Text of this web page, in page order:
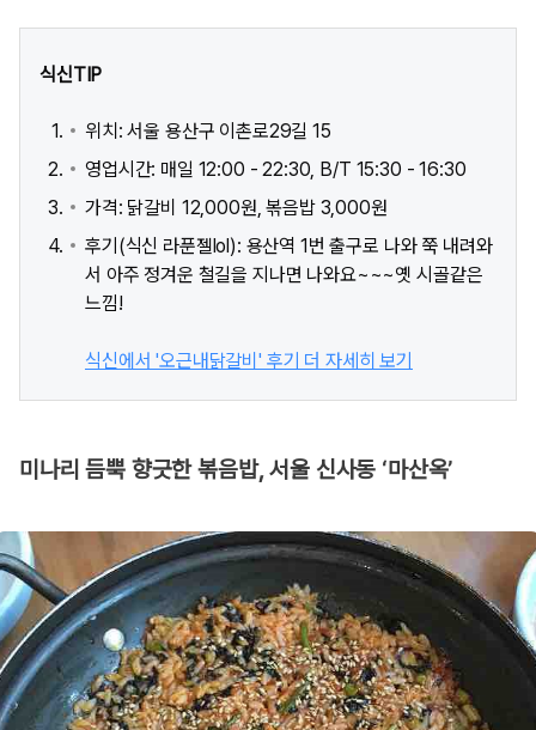
식신TIP
위치: 서울 용산구 이촌로29길 15
영업시간: 매일 12:00 - 22:30, B/T 15:30 - 16:30
가격: 닭갈비 12,000원, 볶음밥 3,000원
후기(식신 라푼젤lol): 용산역 1번 출구로 나와 쭉 내려와
서 아주 정겨운 철길을 지나면 나와요~~~옛 시골같은
느낌!
식신에서 '오근내닭갈비' 후기 더 자세히 보기
미나리 듬뿍 향긋한 볶음밥, 서울 신사동 ‘마산옥’